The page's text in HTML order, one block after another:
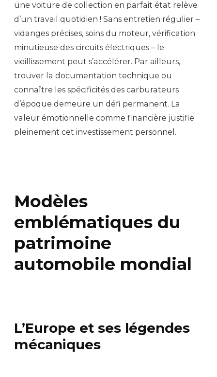
une voiture de collection en parfait état relève
d’un travail quotidien ! Sans entretien régulier –
vidanges précises, soins du moteur, vérification
minutieuse des circuits électriques – le
vieillissement peut s’accélérer. Par ailleurs,
trouver la documentation technique ou
connaître les spécificités des carburateurs
d’époque demeure un défi permanent. La
valeur émotionnelle comme financière justifie
pleinement cet investissement personnel.
Modèles
emblématiques du
patrimoine
automobile mondial
L’Europe et ses légendes
mécaniques